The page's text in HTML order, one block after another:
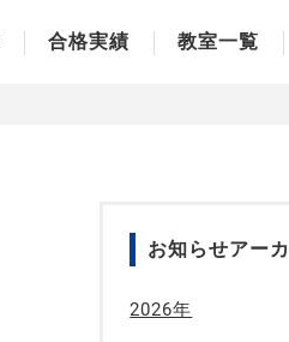
合格実績 教室一覧
お知らせアー
2026年